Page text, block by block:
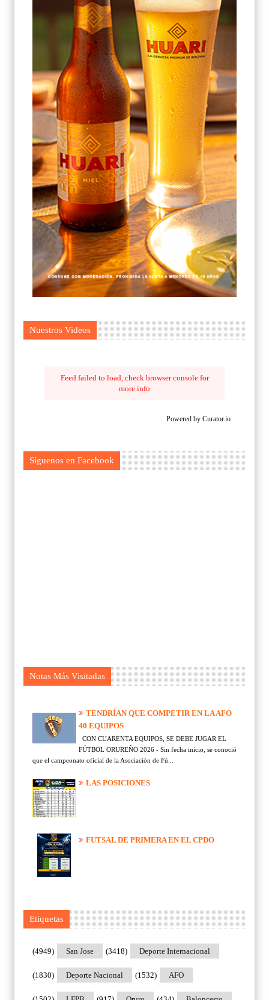
Nuestros Videos
Feed failed to load, check browser console for
more info
Powered by Curator.io
Síguenos en Facebook
Notas Más Visitadas
TENDRÍAN QUE COMPETIR EN LA AFO
40 EQUIPOS
CON CUARENTA EQUIPOS, SE DEBE JUGAR EL
FÚTBOL ORUREÑO 2026 - Sin fecha inicio, se conoció
que el campeonato oficial de la Asociación de Fú...
LAS POSICIONES
FUTSAL DE PRIMERA EN EL CPDO
Etiquetas
San Jose
(4949) Deporte Internacional
(3418)
Deporte Nacional
(1830) AFO
(1532)